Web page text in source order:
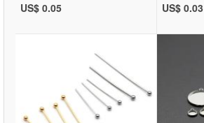
US$ 0.05 US$ 0.03